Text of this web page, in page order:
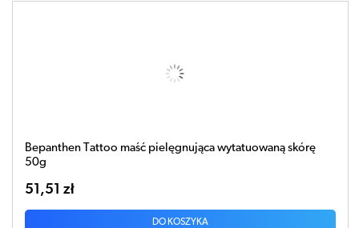
Bepanthen Tattoo maść pielęgnująca wytatuowaną skórę
50g
51,51 zł
DO KOSZYKA